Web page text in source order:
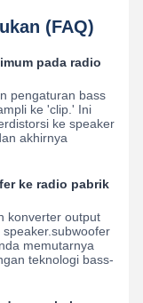
(FAQ)
pada radio
pengaturan bass
ke 'clip.' Ini
ke speaker
akhirnya
ke radio pabrik
konverter output
memutarnya
teknologi bass-